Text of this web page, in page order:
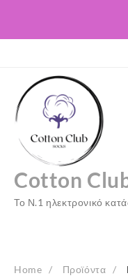
content
Cotton
Το Ν.1 ηλεκτρονικό
Home Προϊόντα